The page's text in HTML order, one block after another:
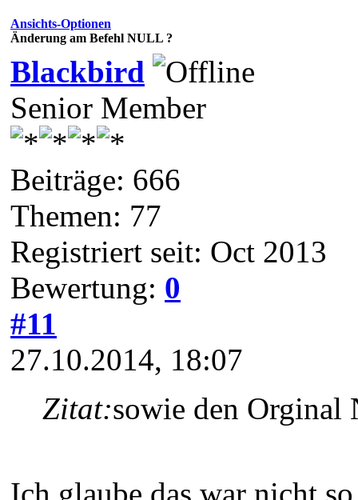
Ansichts-Optionen
Änderung am Befehl NULL ?
Blackbird
Senior Member
Beiträge: 666
Themen: 77
Registriert seit: Oct 2013
Bewertung: 0
#11
27.10.2014, 18:07
Zitat:sowie den
Ich glaube das war nicht